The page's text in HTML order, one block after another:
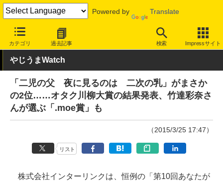
Powered by Translate
カテゴリ 過去記事 検索 Impressサイト
INTERNET Watch トピック
やじうまWatch
「二児の父 夜に見るのは 二次の乳」がまさか
の2位……オタク川柳大賞の結果発表、竹達彩奈さ
んが選ぶ「.moe賞」も
（2015/3/25 17:47）
リスト
株式会社インターリンクは、恒例の「第10回あなたが